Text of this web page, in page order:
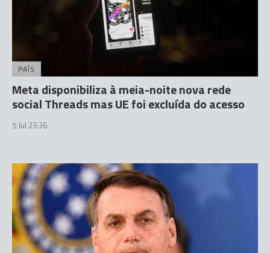
PAÍS
Meta disponibiliza à meia-noite nova rede
social Threads mas UE foi excluída do acesso
5 Jul 23:36